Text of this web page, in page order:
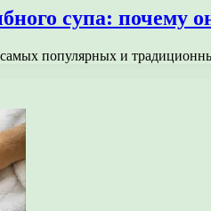
супа: почему
популярных и